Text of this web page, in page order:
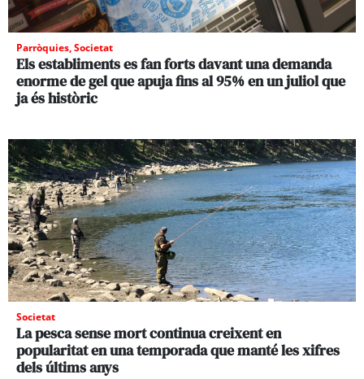
Parròquies,Societat
Els establiments es fan forts davant una demanda
enorme de gel que apuja fins al 95% en un juliol que
ja és històric
Societat
La pesca sense mort continua creixent en
popularitat en una temporada que manté les xifres
dels últims anys